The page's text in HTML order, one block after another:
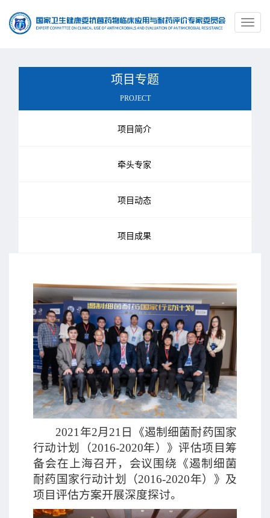
Toggle
项目专题
PROJECT
项目简介
牵头专家
项目动态
项目成果
2021年2月21日《遏制细菌耐药国家
行动计划（2016-2020年）》评估项目筹
备会在上海召开，会议围绕《遏制细菌
耐药国家行动计划（2016-2020年）》及
项目评估方案开展深度探讨。